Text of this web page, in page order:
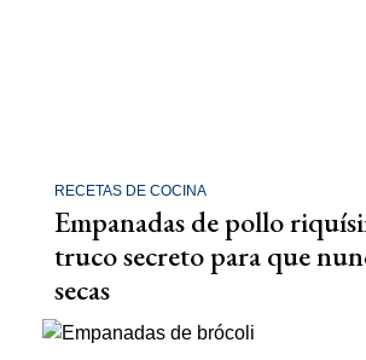
RECETAS DE COCINA
Empanadas de pollo
truco secreto para que
secas